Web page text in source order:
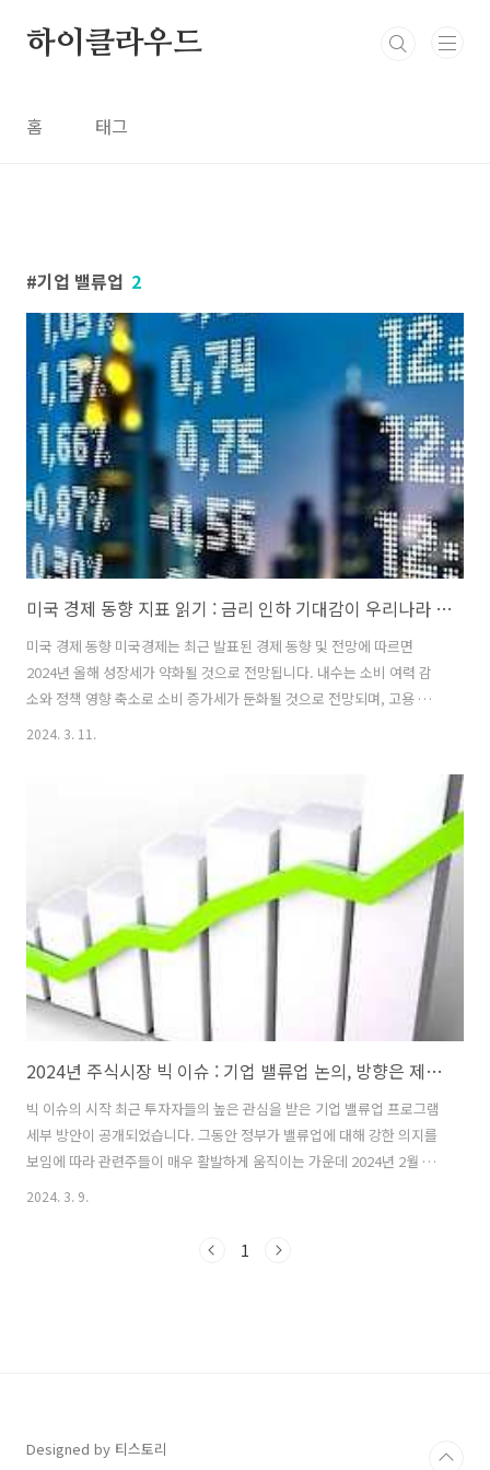
하이클라우드
홈 태그
기업 밸류업 2
미국 경제 동향 지표 읽기 : 금리 인하 기대감이 우리나라 증시에 미치는 영향
미국 경제 동향 미국경제는 최근 발표된 경제 동향 및 전망에 따르면
2024년 올해 성장세가 약화될 것으로 전망됩니다. 내수는 소비 여력 감
소와 정책 영향 축소로 소비 증가세가 둔화될 것으로 전망되며, 고용 부
문은 노동 수요의 감소와 노동 공급의 증가로 인해 인플레이션 압력이 축
다. 미국의 금리 인하와 경기둔화에 따라 달러화 약세 가능성이 높아지겠
지만, 지정학적 위험이 커질 경우 달러 강세 현상이 재연될 수 있습니다.
경제 지표 최근에 발표된 미시간대 2월 소비자심리지수는 전월 대비로
소폭 상승하여 79.6을 기록했습니다. 이는 전월의 확정치가 79.0이었던
것과 비교하..
2024. 3. 11.
2024년 주식시장 빅 이슈 : 기업 밸류업 논의, 방향은 제대로 가고 있는가?
빅 이슈의 시작 최근 투자자들의 높은 관심을 받은 기업 밸류업 프로그램
세부 방안이 공개되었습니다. 그동안 정부가 밸류업에 대해 강한 의지를
보임에 따라 관련주들이 매우 활발하게 움직이는 가운데 2024년 2월 26
일(월) 금융위원회는 한국거래소 등 유관기관과 함께 '한국 증시 도약을
이 자본시장에서 제대로 평가받아 성장하고 그 과실을 투자자들이 함께
2024. 3. 9.
1
Designed by 티스토리